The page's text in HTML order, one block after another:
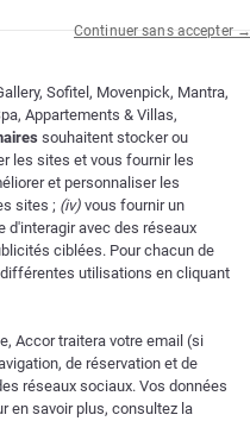
Sofitel, Movenpick, Mantra,
Appartements & Villas,
souhaitent stocker ou
les sites et vous fournir les
et personnaliser les
sites ; (iv) vous fournir un
d'interagir avec des réseaux
ciblées. Pour chacun de
utilisations en cliquant
Accor traitera votre email (si
de réservation et de
réseaux sociaux. Vos données
en savoir plus, consultez la
Continuer sans accepter →